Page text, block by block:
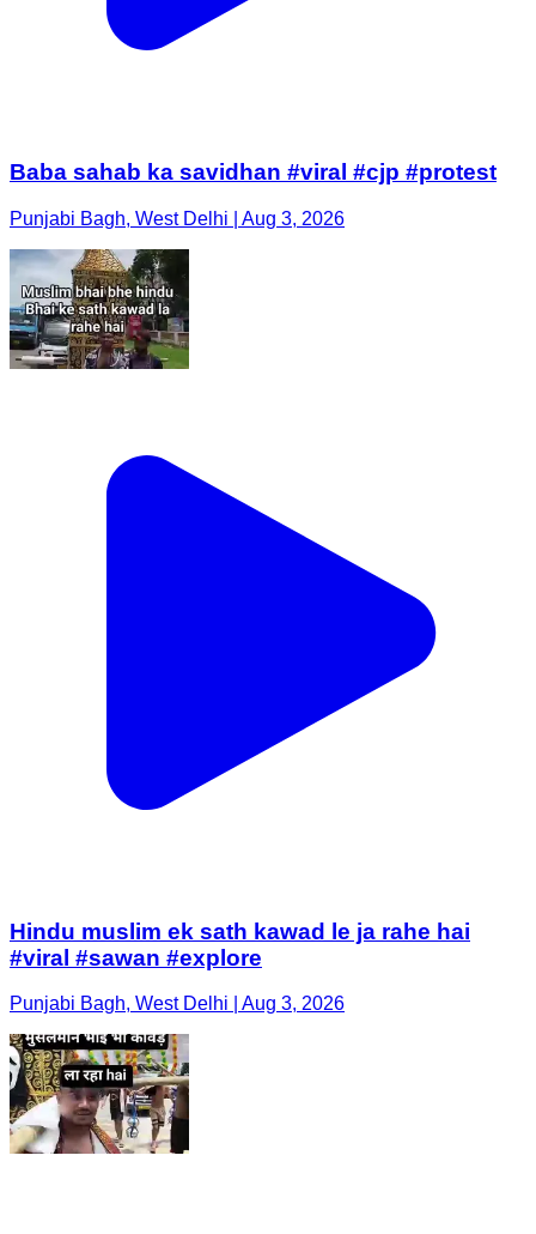
Baba sahab ka savidhan #viral #cjp #protest
Punjabi Bagh, West Delhi | Aug 3, 2026
Hindu muslim ek sath kawad le ja rahe hai
#viral #sawan #explore
Punjabi Bagh, West Delhi | Aug 3, 2026